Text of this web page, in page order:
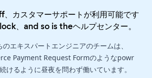
カスタマーサポートが利用可能です
、and so is theヘルプセンター。
エキスパートエンジニアのチームは、
Payment Request Formのようなpowr
けるように昼夜を問わず働いています。